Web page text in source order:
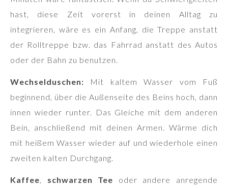
hast, diese Zeit vorerst in deinen Alltag zu
integrieren, wäre es ein Anfang, die Treppe anstatt
der Rolltreppe bzw. das Fahrrad anstatt des Autos
oder der Bahn zu benutzen.
Wechselduschen: Mit kaltem Wasser vom Fuß
beginnend, über die Außenseite des Beins hoch, dann
innen wieder runter. Das Gleiche mit dem anderen
Bein, anschließend mit deinen Armen. Wärme dich
mit heißem Wasser wieder auf und wiederhole einen
zweiten kalten Durchgang.
Kaffee, schwarzen Tee oder andere anregende